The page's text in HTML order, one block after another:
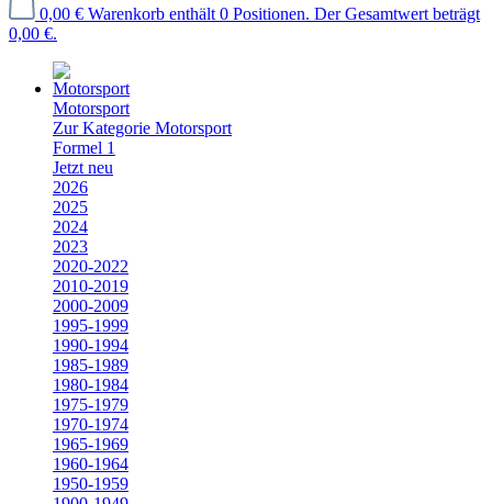
0,00 € Warenkorb enthält 0 Positionen. Der Gesamtwert beträgt
0,00 €.
Motorsport
Zur Kategorie Motorsport
Formel 1
Jetzt neu
2026
2025
2024
2023
2020-2022
2010-2019
2000-2009
1995-1999
1990-1994
1985-1989
1980-1984
1975-1979
1970-1974
1965-1969
1960-1964
1950-1959